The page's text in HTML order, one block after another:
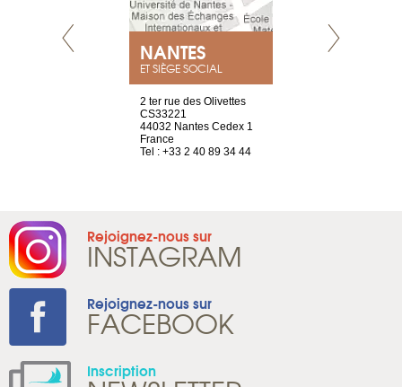
NANTES
ET SIÈGE SOCIAL
2 ter rue des Olivettes
CS33221
44032 Nantes Cedex 1
France
Tel : +33 2 40 89 34 44
Rejoignez-nous sur
INSTAGRAM
Rejoignez-nous sur
FACEBOOK
Inscription